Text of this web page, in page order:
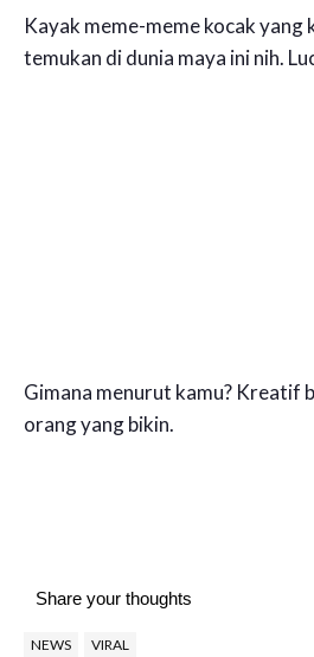
Kayak meme-meme kocak yang
temukan di dunia maya ini nih.
Gimana menurut kamu? Kreatif
orang yang bikin.
Share your thoughts
NEWS VIRAL